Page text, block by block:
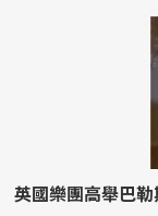
英國樂團高舉巴